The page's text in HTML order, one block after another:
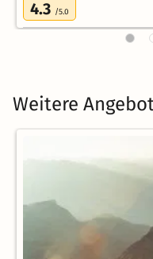
4.3 /5.0
Weitere